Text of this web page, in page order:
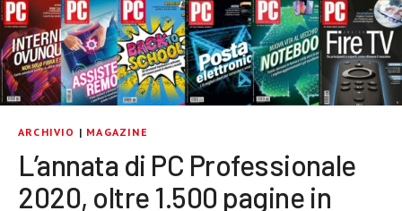
ARCHIVIO | MAGAZINE
L’annata di PC Professionale
2020, oltre 1.500 pagine in